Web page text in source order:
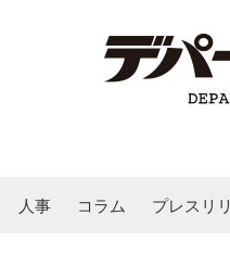
人事 コラム プレスリ